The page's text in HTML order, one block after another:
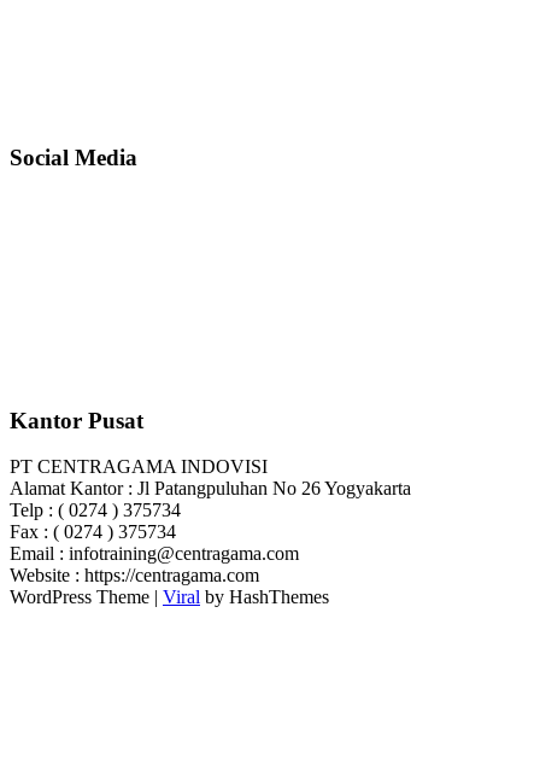
Social Media
Kantor Pusat
PT CENTRAGAMA INDOVISI
Alamat Kantor : Jl Patangpuluhan No 26 Yogyakarta
Telp : ( 0274 ) 375734
Fax : ( 0274 ) 375734
Email : infotraining@centragama.com
Website : https://centragama.com
WordPress Theme | Viral by HashThemes